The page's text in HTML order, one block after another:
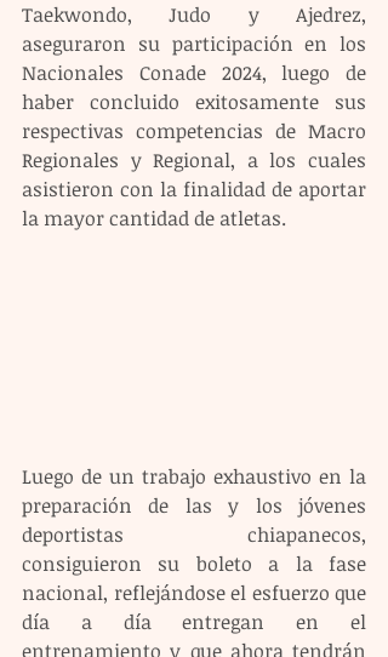
Taekwondo, Judo y Ajedrez,
aseguraron su participación en los
Nacionales Conade 2024, luego de
haber concluido exitosamente sus
respectivas competencias de Macro
Regionales y Regional, a los cuales
asistieron con la finalidad de aportar
la mayor cantidad de atletas.
Luego de un trabajo exhaustivo en la
preparación de las y los jóvenes
deportistas chiapanecos,
consiguieron su boleto a la fase
nacional, reflejándose el esfuerzo que
día a día entregan en el
entrenamiento y que ahora tendrán